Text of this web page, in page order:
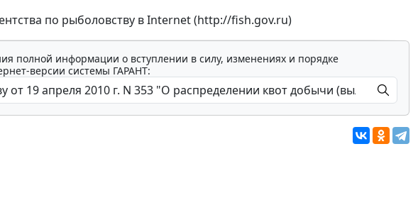
по рыболовству в Internet (http://fish.gov.ru)
полной информации о вступлении в силу, изменениях и порядке
версии системы ГАРАНТ: